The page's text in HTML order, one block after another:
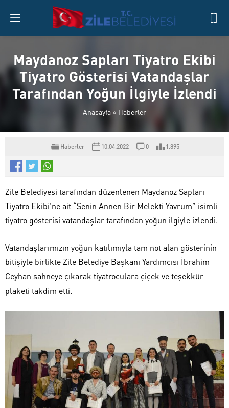
Maydanoz Sapları Tiyatro Ekibi
Tiyatro Gösterisi Vatandaşlar
Tarafından Yoğun İlgiyle İzlendi
Anasayfa » Haberler
Haberler 10.04.2022 0 1.895
Zile Belediyesi tarafından düzenlenen Maydanoz Sapları
Tiyatro Ekibi’ne ait “Senin Annen Bir Melekti Yavrum” isimli
tiyatro gösterisi vatandaşlar tarafından yoğun ilgiyle izlendi.
Vatandaşlarımızın yoğun katılımıyla tam not alan gösterinin
bitişiyle birlikte Zile Belediye Başkanı Yardımcısı İbrahim
Ceyhan sahneye çıkarak tiyatroculara çiçek ve teşekkür
plaketi takdim etti.